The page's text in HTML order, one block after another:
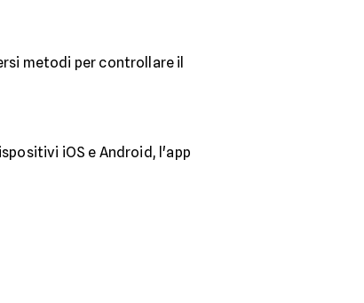
metodi per controllare il
iOS e Android, l'app